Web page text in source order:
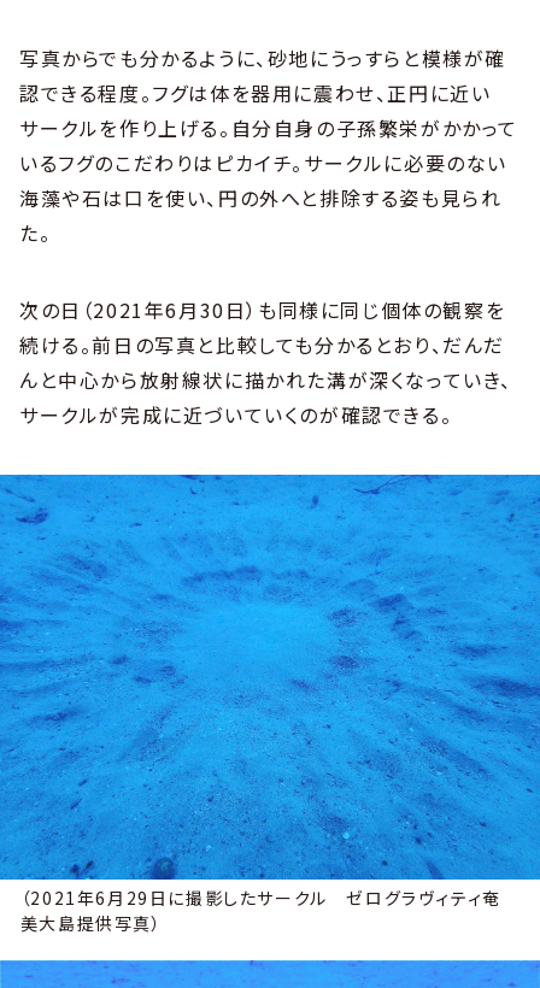
写真からでも分かるように、砂地にうっすらと模様が確
認できる程度。フグは体を器用に震わせ、正円に近い
サークルを作り上げる。自分自身の子孫繁栄がかかって
いるフグのこだわりはピカイチ。サークルに必要のない
海藻や石は口を使い、円の外へと排除する姿も見られ
た。
次の日（2021年6月30日）も同様に同じ個体の観察を
続ける。前日の写真と比較しても分かるとおり、だんだ
んと中心から放射線状に描かれた溝が深くなっていき、
サークルが完成に近づいていくのが確認できる。
（2021年6月29日に撮影したサークル ゼログラヴィティ奄
美大島提供写真）